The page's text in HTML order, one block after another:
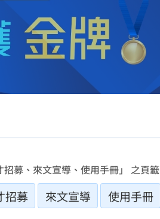
募、來文宣導、使用手冊」 之頁籤
招募 來文宣導 使用手冊